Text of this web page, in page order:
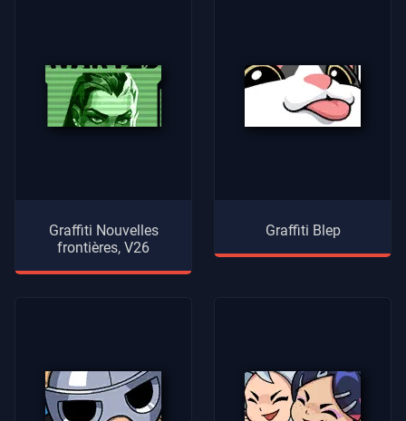
Graffiti Nouvelles
frontières, V26
Graffiti Blep